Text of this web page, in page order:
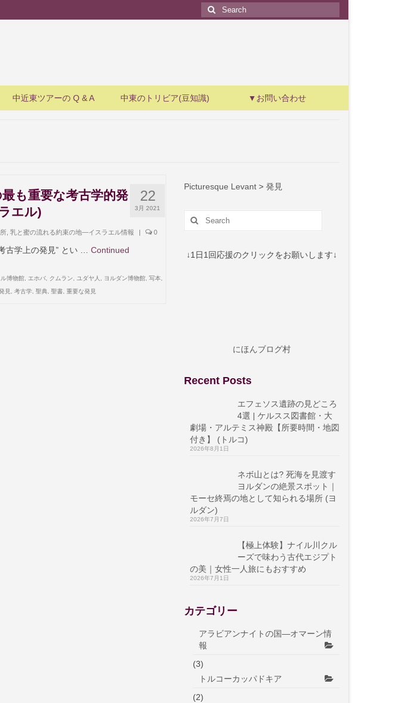
Search
for:
中近東ツアーの Q & A 中東のトリビア(豆知識) ▼お問い合わせ
22
3月 2021
も重要な考古学的発
エル)
, 乳と蜜の流れる約束の地―イスラエル情報 | 0
古学上の発見” とい … Continued
博物館, エホバ, クムラン ユダヤ人 ヨルダン博物館, 写本,
見 考古学, 聖典, 聖書, 重要な発見
Picturesque Levant> 発見
Search
for:
↓1日1回応援のクリックをお願いします↓
にほんブログ村
Recent Posts
エフェソス遺跡の見どころ
4選 | ケルスス図書館・大
劇場・アルテミス神殿【所要時間・地図
付き】 (トルコ)
2026年8月1日
ネボ山とは? 死海を見渡す
ヨルダンの絶景スポット｜
モーセ終焉の地として知られる場所 (ヨ
ルダン)
2026年7月7日
【極上体験】ナイル川クル
ーズで味わう古代エジプト
の美｜女性一人旅にもおすすめ
2026年7月1日
カテゴリー
アラビアンナイトの国―オマーン情
報
(3)
トルコーカッパドキア
(2)